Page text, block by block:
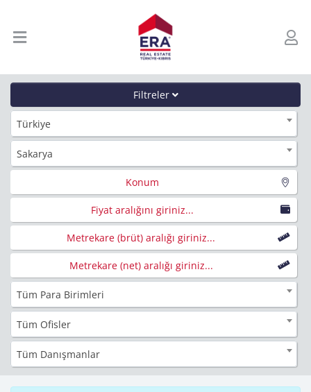
Filtreler
Türkiye
Sakarya
Konum
Fiyat aralığını giriniz...
Metrekare (brüt) aralığı giriniz...
Metrekare (net) aralığı giriniz...
Tüm Para Birimleri
Tüm Ofisler
Tüm Danışmanlar